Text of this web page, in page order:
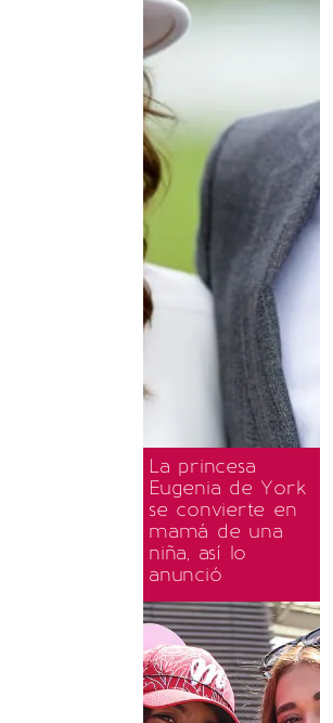
La princesa
Eugenia de York
se convierte en
mamá de una
niña, así lo
anunció